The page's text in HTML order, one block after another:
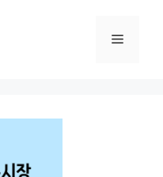
메